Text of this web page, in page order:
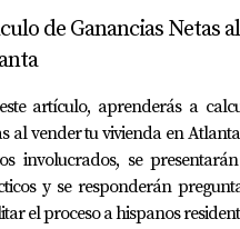
las normativas locales.
de Ganancias Netas
artículo, aprenderás a
al vender tu vivienda en
involucrados, se
y se responderán
el proceso a hispanos